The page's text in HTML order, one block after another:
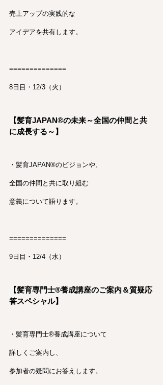
売上アップの実践的な
アイデアを共有します。
==============
8日目・12/3（火）
【髪育JAPAN®︎の未来～全国の仲間と共
に成長する～】
・髪育JAPAN®︎のビジョンや、
全国の仲間と共に取り組む
意義について語ります。
==============
9日目・12/4（水）
【髪育専門士®︎養成講座のご案内＆質疑応
答スペシャル】
・髪育専門士®︎養成講座について
詳しくご案内し、
参加者の疑問にお答えします。